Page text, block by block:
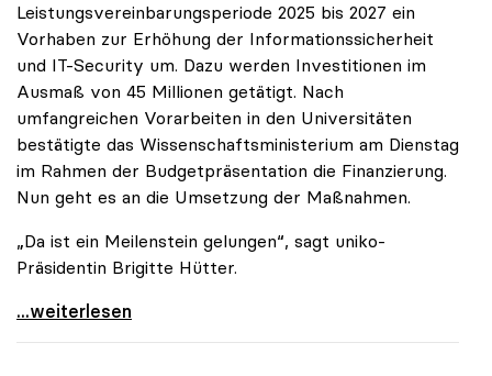
Leistungsvereinbarungsperiode 2025 bis 2027 ein
Vorhaben zur Erhöhung der Informationssicherheit
und IT-Security um. Dazu werden Investitionen im
Ausmaß von 45 Millionen getätigt. Nach
umfangreichen Vorarbeiten in den Universitäten
bestätigte das Wissenschaftsministerium am Dienstag
im Rahmen der Budgetpräsentation die Finanzierung.
Nun geht es an die Umsetzung der Maßnahmen.
„Da ist ein Meilenstein gelungen“, sagt uniko-
Präsidentin Brigitte Hütter.
Universitäten wappnen sich gegen zunehmende Gefahr
...weiterlesen